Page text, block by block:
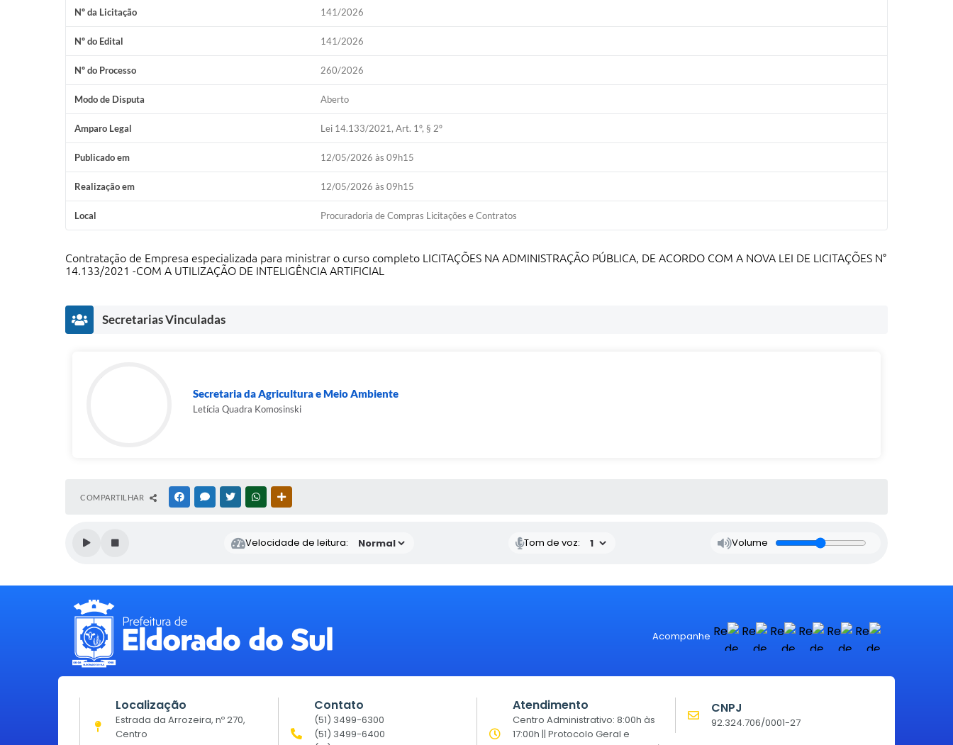
Nº da Licitação 141/2026
Nº do Edital 141/2026
Nº do Processo 260/2026
Modo de Disputa Aberto
Amparo Legal Lei 14.133/2021, Art. 1º, § 2º
Publicado em 12/05/2026 às 09h15
Realização em 12/05/2026 às 09h15
Local Procuradoria de Compras Licitações e Contratos
Contratação de Empresa especializada para ministrar o curso completo LICITAÇÕES NA ADMINISTRAÇÃO PÚBLICA, DE ACORDO COM A NOVA LEI DE LICITAÇÕES N°
14.133/2021 -COM A UTILIZAÇÃO DE INTELIGÊNCIA ARTIFICIAL
Secretarias Vinculadas
Secretaria da Agricultura e Meio Ambiente
Letícia Quadra Komosinski
COMPARTILHAR FACEBOOKMESSENGER
TWITTERWHATSAPP
Velocidade de leitura: Tom de voz: Volume
Acompanhe
Localização
Estrada da Arrozeira, nº 270,
Centro
Contato
(51) 3499-6300
(51) 3499-6400
Atendimento
Centro Administrativo: 8:00h às
17:00h || Protocolo Geral e
CNPJ
92.324.706/0001-27